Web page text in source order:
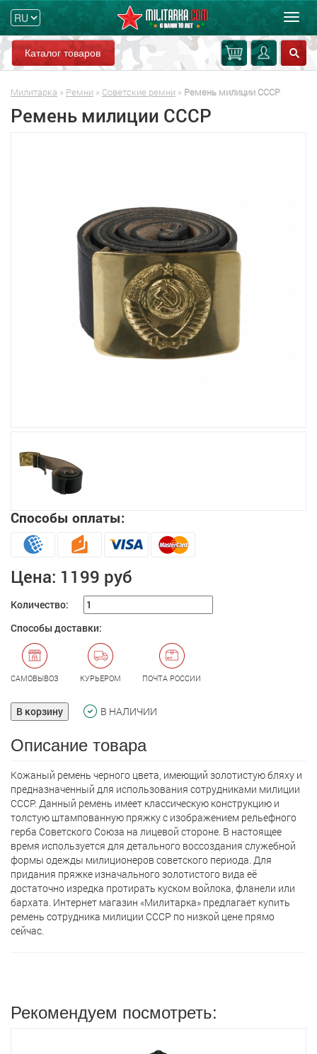
Каталог товаров
Милитарка » Ремни » Советские ремни » Ремень милиции СССР
Ремень милиции СССР
Способы оплаты:
Цена: 1199 руб
Количество:
Способы доставки:
САМОВЫВОЗ КУРЬЕРОМ ПОЧТА РОССИИ
В корзину В НАЛИЧИИ
Описание товара
Кожаный ремень черного цвета, имеющий золотистую бляху и
предназначенный для использования сотрудниками милиции
СССР. Данный ремень имеет классическую конструкцию и
толстую штампованную пряжку с изображением рельефного
герба Советского Союза на лицевой стороне. В настоящее
время используется для детального воссоздания служебной
формы одежды милиционеров советского периода. Для
придания пряжке изначального золотистого вида её
достаточно изредка протирать куском войлока, фланели или
бархата. Интернет магазин «Милитарка» предлагает кyпить
ремень сотрудника милиции СССР по низкой цене прямо
сейчас.
Рекомендуем посмотреть: